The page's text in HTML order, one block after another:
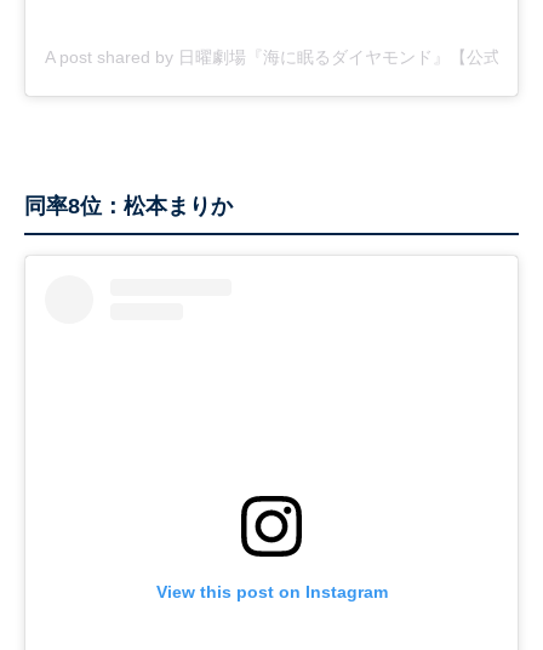
A post shared by 日曜劇場『海に眠るダイヤモンド』【公式】
同率8位：松本まりか
View this post on Instagram